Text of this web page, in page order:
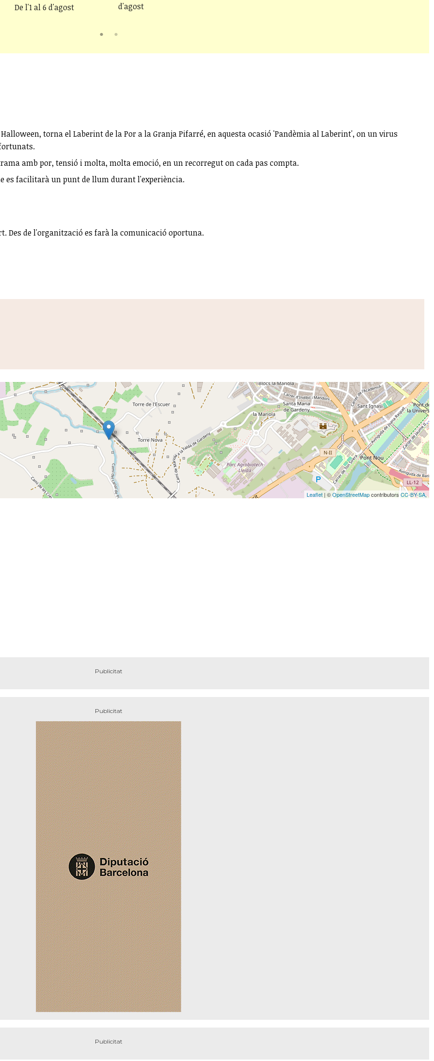
De l'1 al 6 d'agost
d'agost
torna el Laberint de la Por a la Granja Pifarré, en aquesta ocasió 'Pandèmia al Laberint', on un virus
amb por, tensió i molta, molta emoció, en un recorregut on cada pas compta.
es facilitarà un punt de llum durant l'experiència.
Des de l'organització es farà la comunicació oportuna.
Leaflet | ©OpenStreetMapcontributors CC-BY-SA,